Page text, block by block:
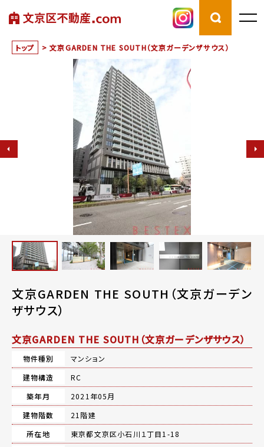
トップ > 文京GARDEN THE SOUTH（文京ガーデンザサウス）
文京GARDEN THE SOUTH（文京ガーデン
ザサウス）
文京GARDEN THE SOUTH（文京ガーデンザサウス）
物件種別
マンション
建物構造
RC
築年月
2021年05月
建物階数
21階建
所在地
東京都文京区小石川１丁目1-18